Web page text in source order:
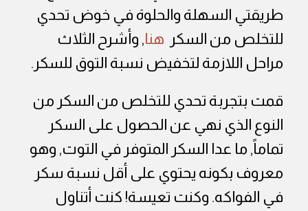
طريقتي السهلة والحلوة في خوض تحدي
للتخلص من السكر هنا, وأشرح الثلاث
مراحل اللازمة لتخفيض نسبة التوق للسكر.
قمت بتجربة تحدي للتخلص من السكر من
النوع الذي نهي عن الحصول على السكر
تماماً, ما عدا السكر المتوفر في التوت, وهو
معروف بكونه يحتوي على أقل نسبة سكر
في الفواكه. وكنت تعيسة! كنت أتناول